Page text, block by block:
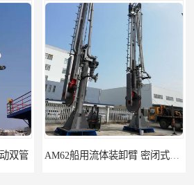
AM62船用流体装卸臂 密闭式装卸臂 多种型号可供选择